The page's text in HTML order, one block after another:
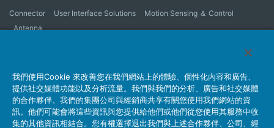
Connector User Interface Solutions
Motion Sensing ＆ Control
Antenna
隱私權政策 JAE Cookie Policy
網站使用條例
我們使用Cookie 來改善您在我們網站上的體驗、個性化內容和廣告、
提供社交媒體功能以及分析流量。我們與我們的分析、廣告和社交媒體
的合作夥伴、我們的集團公司與經銷商共享有關您使用我們網站的資
訊。他們可能會將這些資訊與您提供給他們或他們從您使用其服務中收
集的其他資訊相結合。您有權選擇退出我們與上述合作夥伴、公司、經